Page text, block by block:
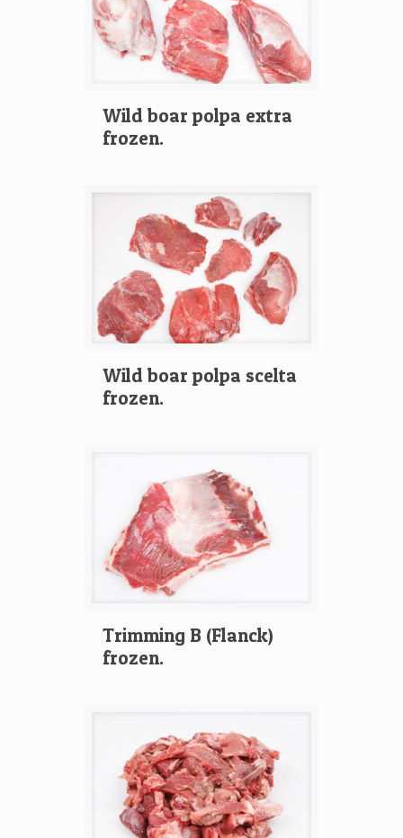
Wild boar polpa extra
frozen.
Wild boar polpa scelta
frozen.
Trimming B (Flanck)
frozen.